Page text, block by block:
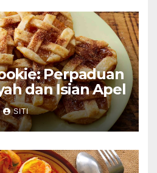
Perpaduan
dan Isian Apel
SITI